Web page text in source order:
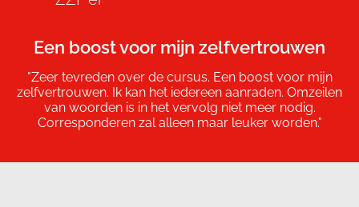
Een boost voor mijn zelfvertrouwen
"Zeer tevreden over de cursus. Een boost voor mijn
zelfvertrouwen. Ik kan het iedereen aanraden. Omzeilen
van woorden is in het vervolg niet meer nodig.
Corresponderen zal alleen maar leuker worden."